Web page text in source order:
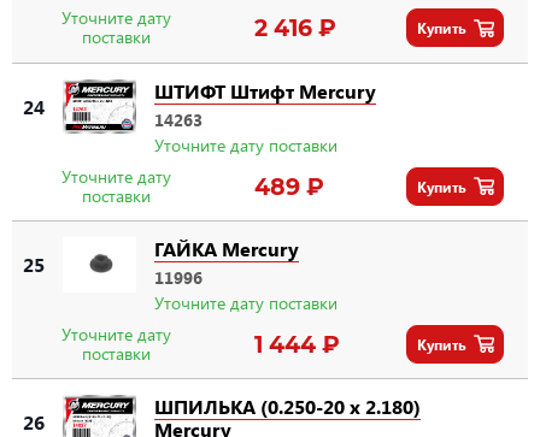
Уточните дату
поставки
2 416 ₽ Купить
24
ШТИФТ Штифт Mercury
14263
Уточните дату поставки
Уточните дату
поставки
489 ₽ Купить
25
ГАЙКА Mercury
11996
Уточните дату поставки
Уточните дату
поставки
1 444 ₽ Купить
26
ШПИЛЬКА (0.250-20 x 2.180)
Mercury